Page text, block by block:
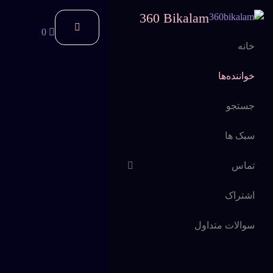
360 Bikalam
خانه
خواننده‌ها
جستجو
سبک ها
تماس
اشتراک
سوالات متداول
0